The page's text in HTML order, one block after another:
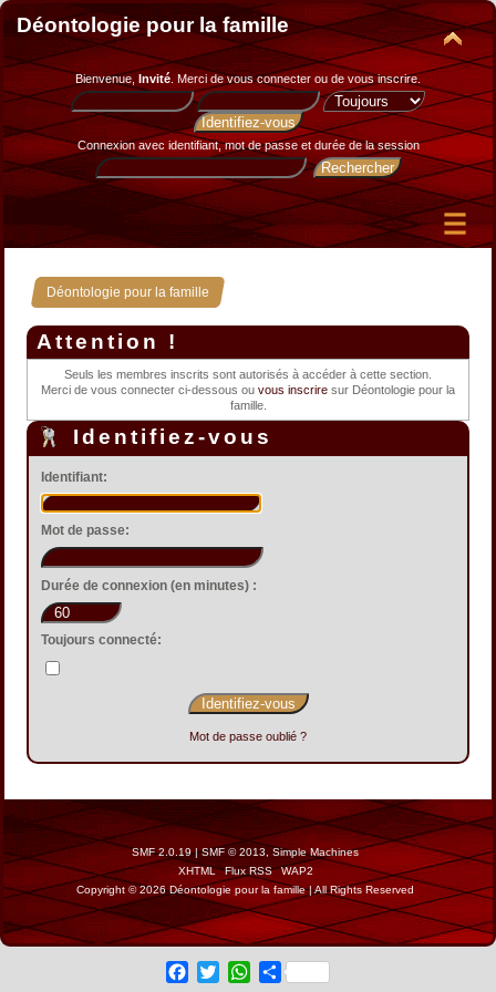
Déontologie pour la famille
Bienvenue, Invité. Merci devous connecter ou de vous inscrire.
Connexion avec identifiant, mot de passe et durée de la session
Déontologie pour la famille
Attention !
Seuls les membres inscrits sont autorisés à accéder à cette section.
Merci de vous connecter ci-dessous ou vous inscrire sur Déontologie pour la
famille.
Identifiez-vous
Identifiant:
Mot de passe:
Durée de connexion (en minutes) :
Toujours connecté:
Mot de passe oublié ?
SMF 2.0.19|SMF © 2013, Simple Machines
XHTML
Flux RSS
WAP2
Copyright © 2026 Déontologie pour la famille | All Rights Reserved
Facebook
Twitter WhatsApp
Share